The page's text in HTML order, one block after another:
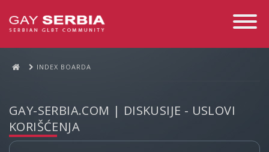
Toggle
INDEX BOARDA
GAY-SERBIA.COM | DISKUSIJE - USLOVI
KORIŠĆENJA